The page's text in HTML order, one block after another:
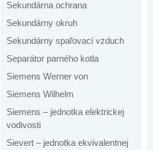
Sekundárna ochrana
Sekundárny okruh
Sekundárny spaľovací vzduch
Separátor parného kotla
Siemens Werner von
Siemens Wilhelm
Siemens – jednotka elektrickej
vodivosti
Sievert – jednotka ekvivalentnej